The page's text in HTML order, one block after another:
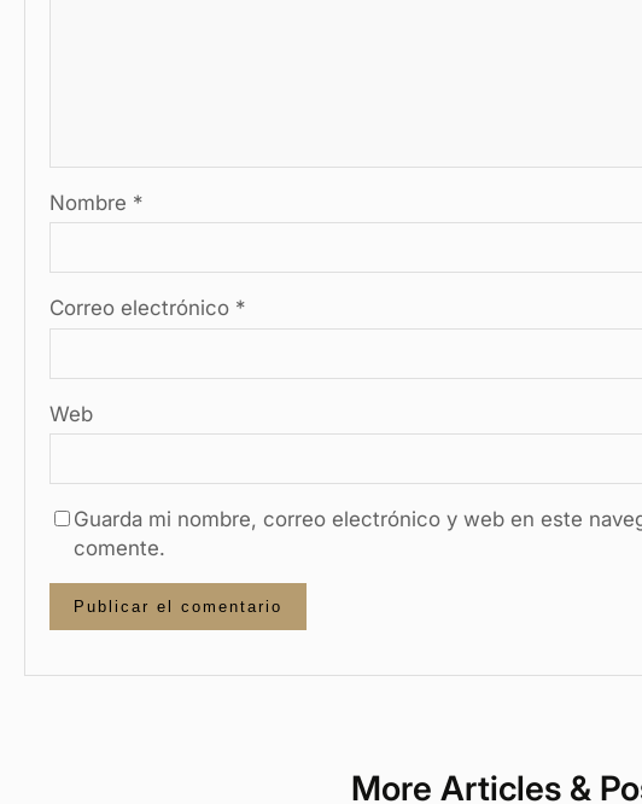
Nombre *
Correo electrónico *
Web
Guarda mi nombre, correo electrónico y web en este
comente.
More Articles &